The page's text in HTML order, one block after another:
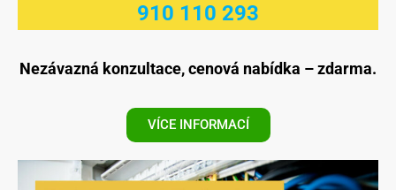
910 110 293
Nezávazná konzultace, cenová nabídka – zdarma.
VÍCE INFORMACÍ